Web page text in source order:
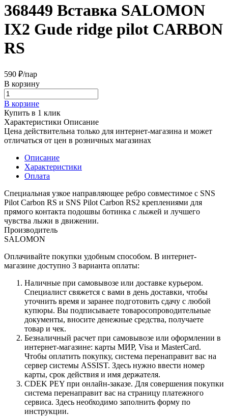
368449 Вставка SALOMON
IX2 Gude ridge pilot CARBON
RS
590 ₽/пар
В корзину
В корзине
Купить в 1 клик
Характеристики Описание
Цена действительна только для интернет-магазина и может
отличаться от цен в розничных магазинах
Описание
Характеристики
Оплата
Специальная узкое направляющее ребро совместимое с SNS
Pilot Carbon RS и SNS Pilot Carbon RS2 креплениями для
прямого контакта подошвы ботинка с лыжей и лучшего
чувства лыжи в движении.
Производитель
SALOMON
Оплачивайте покупки удобным способом. В интернет-
магазине доступно 3 варианта оплаты:
Наличные при самовывозе или доставке курьером.
Специалист свяжется с вами в день доставки, чтобы
уточнить время и заранее подготовить сдачу с любой
купюры. Вы подписываете товаросопроводительные
документы, вносите денежные средства, получаете
товар и чек.
Безналичный расчет при самовывозе или оформлении в
интернет-магазине: карты МИР, Visa и MasterCard.
Чтобы оплатить покупку, система перенаправит вас на
сервер системы ASSIST. Здесь нужно ввести номер
карты, срок действия и имя держателя.
CDEK PEY при онлайн-заказе. Для совершения покупки
система перенаправит вас на страницу платежного
сервиса. Здесь необходимо заполнить форму по
инструкции.